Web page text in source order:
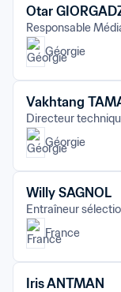
Otar
Responsable
Géorgie
Vakhtang
Directeur
Géorgie
Willy SAGNOL
Entraîneur
France
Iris ANTMAN